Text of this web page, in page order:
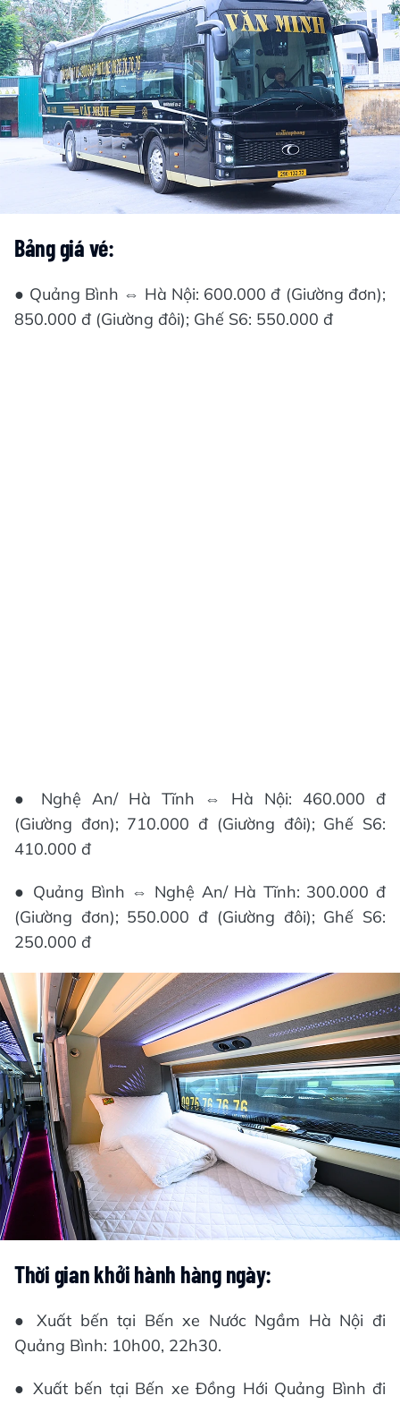
Bảng giá vé:
● Quảng Bình ⇔ Hà Nội: 600.000 đ (Giường đơn);
850.000 đ (Giường đôi); Ghế S6: 550.000 đ
● Nghệ An/ Hà Tĩnh ⇔ Hà Nội: 460.000 đ
(Giường đơn); 710.000 đ (Giường đôi); Ghế S6:
410.000 đ
● Quảng Bình ⇔ Nghệ An/ Hà Tĩnh: 300.000 đ
(Giường đơn); 550.000 đ (Giường đôi); Ghế S6:
250.000 đ
Thời gian khởi hành hàng ngày:
● Xuất bến tại Bến xe Nước Ngầm Hà Nội đi
Quảng Bình: 10h00, 22h30.
● Xuất bến tại Bến xe Đồng Hới Quảng Bình đi